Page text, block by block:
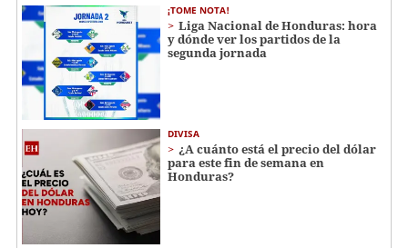
¡TOME NOTA!
Liga Nacional de Honduras: hora
y dónde ver los partidos de la
segunda jornada
DIVISA
¿A cuánto está el precio del dólar
para este fin de semana en
Honduras?